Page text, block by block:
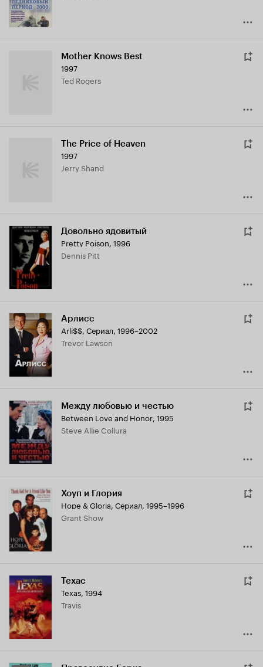
Mother Knows Best
1997
Ted Rogers
The Price of Heaven
1997
Jerry Shand
Довольно ядовитый
Pretty Poison, 1996
Dennis Pitt
Арлисс
Arli$$, Сериал, 1996–2002
Trevor Lawson
Между любовью и честью
Between Love and Honor, 1995
Steve Allie Collura
Хоуп и Глория
Hope & Gloria, Сериал, 1995–1996
Grant Show
Техас
Texas, 1994
Travis